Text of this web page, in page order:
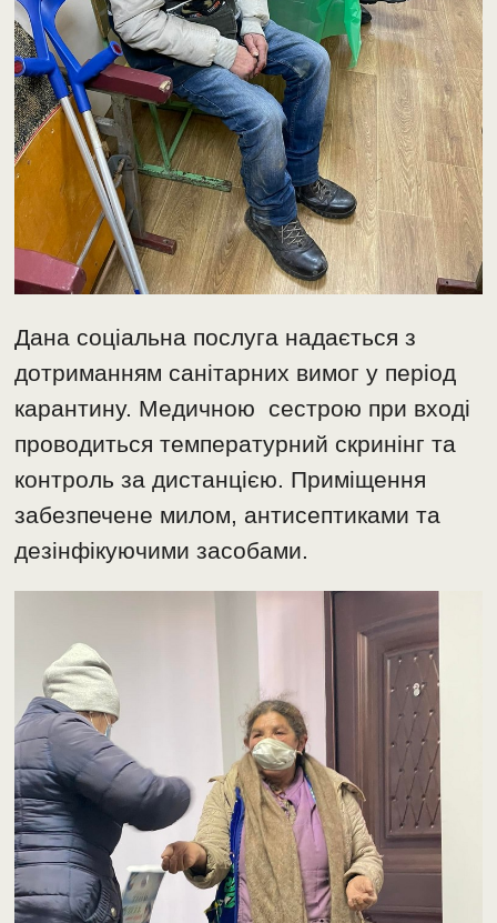
Дана соціальна послуга надається з
дотриманням санітарних вимог у період
карантину. Медичною сестрою при вході
проводиться температурний скринінг та
контроль за дистанцією. Приміщення
забезпечене милом, антисептиками та
дезінфікуючими засобами.